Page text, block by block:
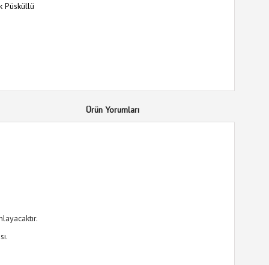
Püsküllü
Ürün Yorumları